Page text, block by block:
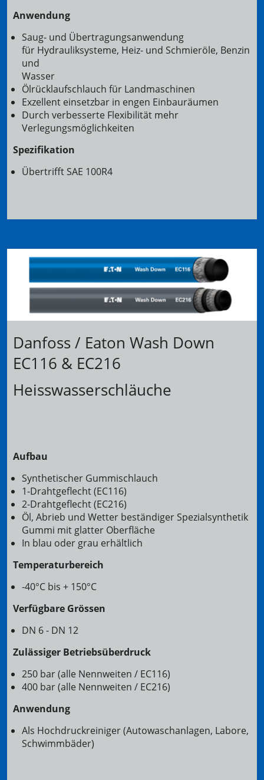
Anwendung
Saug- und Übertragungsanwendung
für Hydrauliksysteme, Heiz- und Schmieröle, Benzin
und
Wasser
Ölrücklaufschlauch für Landmaschinen
Exzellent einsetzbar in engen Einbauräumen
Durch verbesserte Flexibilität mehr
Verlegungsmöglichkeiten
Spezifikation
Übertrifft SAE 100R4
Danfoss / Eaton Wash Down
EC116 & EC216
Heisswasserschläuche
Aufbau
Synthetischer Gummischlauch
1-Drahtgeflecht (EC116)
2-Drahtgeflecht (EC216)
Öl, Abrieb und Wetter beständiger Spezialsynthetik
Gummi mit glatter Oberfläche
In blau oder grau erhältlich
Temperaturbereich
-40°C bis + 150°C
Verfügbare Grössen
DN 6 - DN 12
Zulässiger Betriebsüberdruck
250 bar (alle Nennweiten / EC116)
400 bar (alle Nennweiten / EC216)
Anwendung
Als Hochdruckreiniger (Autowaschanlagen, Labore,
Schwimmbäder)